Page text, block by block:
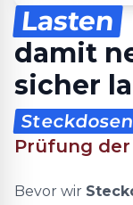
Lasten
damit
sicher
Steckdosen
Prüfung
Bevor wir